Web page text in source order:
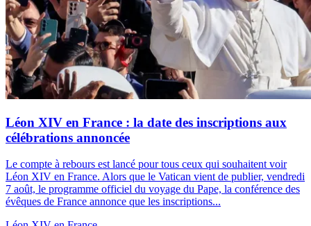
Léon XIV en France : la date des inscriptions aux
célébrations annoncée
Le compte à rebours est lancé pour tous ceux qui souhaitent voir
Léon XIV en France. Alors que le Vatican vient de publier, vendredi
7 août, le programme officiel du voyage du Pape, la conférence des
évêques de France annonce que les inscriptions...